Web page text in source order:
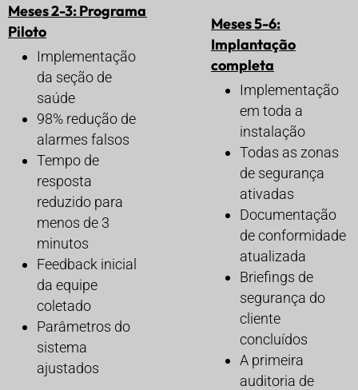
Meses 2-3: Programa
Piloto
Implementação
da seção de
saúde
98% redução de
alarmes falsos
Tempo de
resposta
reduzido para
menos de 3
minutos
Feedback inicial
da equipe
coletado
Parâmetros do
sistema
ajustados
Meses 5-6:
Implantação
completa
Implementação
em toda a
instalação
Todas as zonas
de segurança
ativadas
Documentação
de conformidade
atualizada
Briefings de
segurança do
cliente
concluídos
A primeira
auditoria de